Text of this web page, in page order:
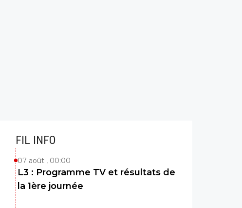
FIL INFO
07 août , 00:00
L3 : Programme TV et résultats de
la 1ère journée